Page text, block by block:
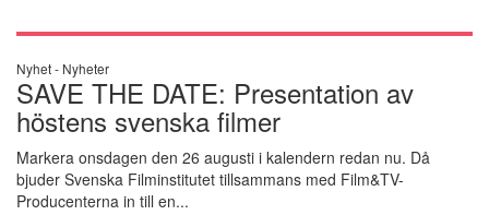
Nyhet - Nyheter
SAVE THE DATE: Presentation av
höstens svenska filmer
Markera onsdagen den 26 augusti i kalendern redan nu. Då
bjuder Svenska Filminstitutet tillsammans med Film&TV-
Producenterna in till en...